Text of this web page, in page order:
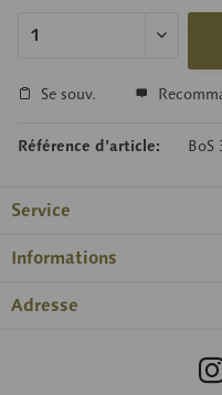
Se souv.
Référence d’article: BoS
Service
Informations
Adresse